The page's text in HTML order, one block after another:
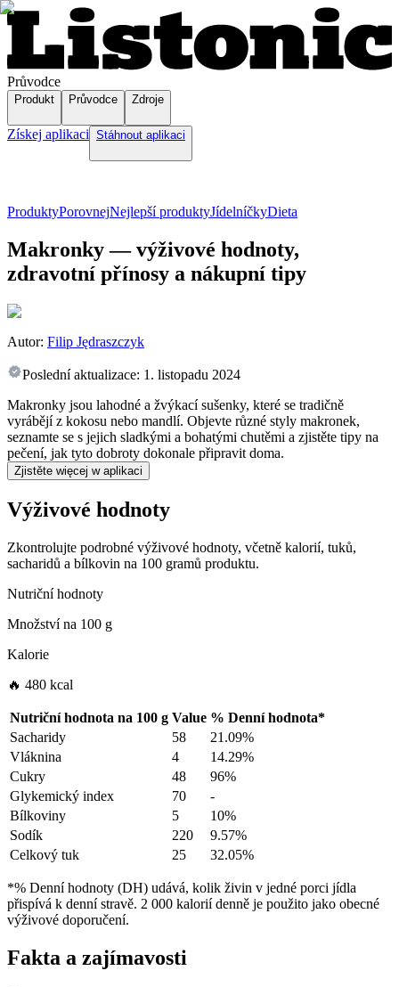
Průvodce
Produkt Průvodce Zdroje
Získej aplikaci Stáhnout aplikaci
ProduktyPorovnejNejlepší produktyJídelníčkyDieta
Makronky — výživové hodnoty,
zdravotní přínosy a nákupní tipy
Autor: Filip Jędraszczyk
Poslední aktualizace: 1. listopadu 2024
Makronky jsou lahodné a žvýkací sušenky, které se tradičně
vyrábějí z kokosu nebo mandlí. Objevte různé styly makronek,
seznamte se s jejich sladkými a bohatými chutěmi a zjistěte tipy na
pečení, jak tyto dobroty dokonale připravit doma.
Zjistěte więcej w aplikaci
Výživové hodnoty
Zkontrolujte podrobné výživové hodnoty, včetně kalorií, tuků,
sacharidů a bílkovin na 100 gramů produktu.
Nutriční hodnoty
Množství na 100 g
Kalorie
🔥 480 kcal
Nutriční hodnota na 100 g Value % Denní hodnota*
Sacharidy
58
21.09%
Vláknina
4
14.29%
Cukry
48
96%
Glykemický index
70
-
Bílkoviny
5
10%
Sodík
220
9.57%
Celkový tuk
25 32.05%
*% Denní hodnoty (DH) udává, kolik živin v jedné porci jídla
přispívá k denní stravě. 2 000 kalorií denně je použito jako obecné
výživové doporučení.
Fakta a zajímavosti